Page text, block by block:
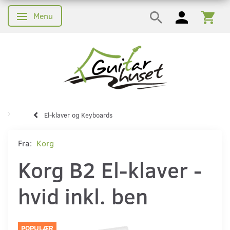
Skifte navigation
Menu
El-klaver og Keyboards
Fra: Korg
Korg B2 El-klaver -
hvid inkl. ben
POPULÆR